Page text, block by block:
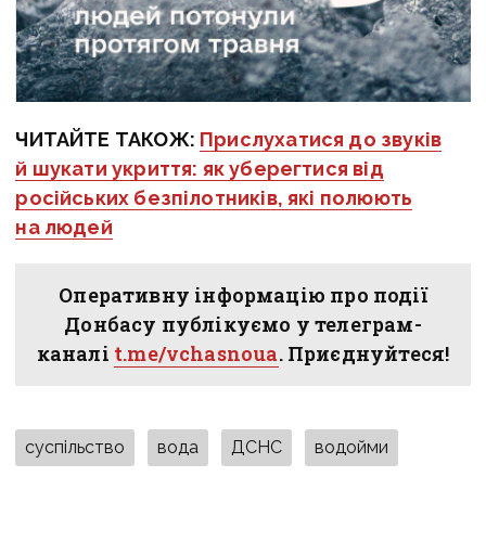
ЧИТАЙТЕ ТАКОЖ: Прислухатися до звуків
й шукати укриття: як уберегтися від
російських безпілотників, які полюють
на людей
Оперативну інформацію про події
Донбасу публікуємо у телеграм-
каналі t.me/vchasnoua. Приєднуйтеся!
суспільство вода ДСНС водойми